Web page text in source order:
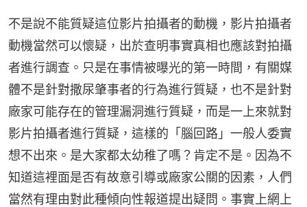
不是說不能質疑這位影片拍攝者的動機，影片拍攝者
動機當然可以懷疑，出於查明事實真相也應該對拍攝
者進行調查。只是在事情被曝光的第一時間，有關媒
體不是針對撒尿肇事者的行為進行質疑，也不是針對
廠家可能存在的管理漏洞進行質疑，而是一上來就對
影片拍攝者進行質疑，這樣的「腦回路」一般人委實
想不出來。是大家都太幼稚了嗎？肯定不是。因為不
知道這裡面是否有故意引導或廠家公關的因素，人們
當然有理由對此種傾向性報道提出疑問。事實上網上